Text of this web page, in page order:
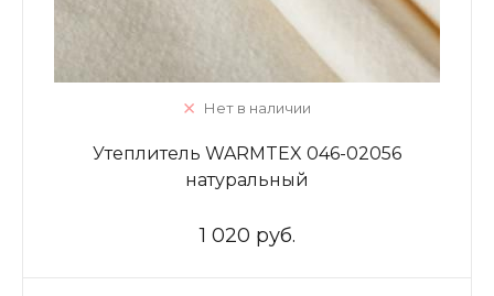
Нет в наличии
Утеплитель WARMTEX 046-02056
натуральный
1 020 руб.